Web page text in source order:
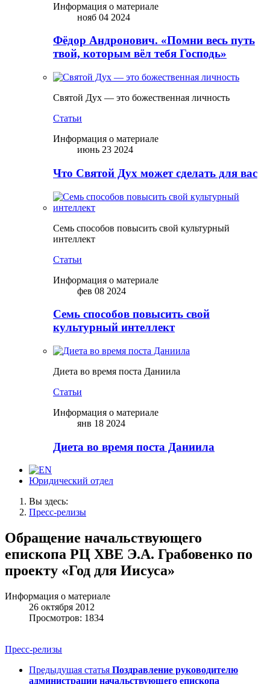
Информация о материале
нояб 04 2024
Фёдор Андронович. «Помни весь путь
твой, которым вёл тебя Господь»
Святой Дух — это божественная личность
Статьи
Информация о материале
июнь 23 2024
Что Святой Дух может сделать для вас
Семь способов повысить свой культурный
интеллект
Статьи
Информация о материале
фев 08 2024
Семь способов повысить свой
культурный интеллект
Диета во время поста Даниила
Статьи
Информация о материале
янв 18 2024
Диета во время поста Даниила
Юридический отдел
Вы здесь:
Пресс-релизы
Обращение начальствующего
епископа РЦ ХВЕ Э.А. Грабовенко по
проекту «Год для Иисуса»
Информация о материале
26 октября 2012
Просмотров: 1834
Пресс-релизы
Предыдущая статья Поздравление руководителю
администрации начальствующего епископа